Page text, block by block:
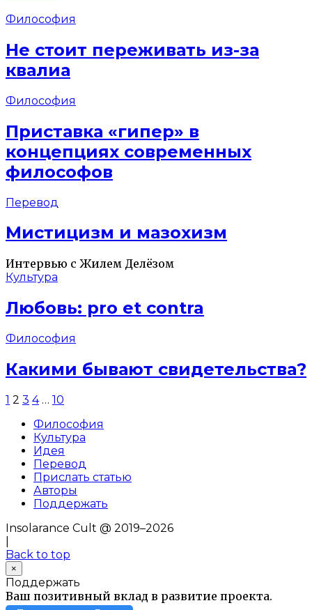
Философия
Не стоит переживать из-за
квалиа
Философия
Приставка «гипер» в
концепциях современных
философов
Перевод
Мистицизм и мазохизм
Интервью с Жилем Делёзом
Культура
Любовь: pro et contra
Философия
Какими бывают свидетельства?
1 2 3 4 … 10
Философия
Культура
Идея
Перевод
Прислать статью
Авторы
Поддержать
Insolarance Cult @ 2019–2026
Back to top
×
Поддержать
Ваш позитивный вклад в развитие проекта.